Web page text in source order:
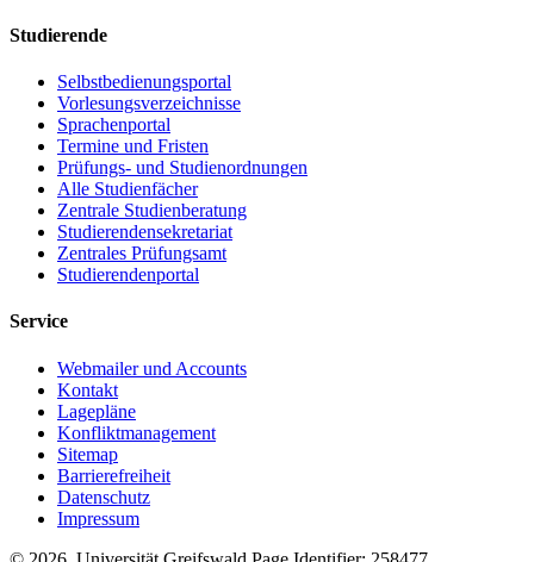
Studierende
Selbstbedienungsportal
Vorlesungsverzeichnisse
Sprachenportal
Termine und Fristen
Prüfungs- und Studienordnungen
Alle Studienfächer
Zentrale Studienberatung
Studierendensekretariat
Zentrales Prüfungsamt
Studierendenportal
Service
Webmailer und Accounts
Kontakt
Lagepläne
Konfliktmanagement
Sitemap
Barrierefreiheit
Datenschutz
Impressum